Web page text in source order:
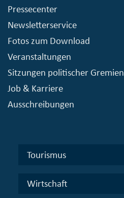
Pressecenter
Newsletterservice
Fotos zum Download
Veranstaltungen
Sitzungen politischer Gremien
Job & Karriere
Ausschreibungen
Tourismus
Wirtschaft